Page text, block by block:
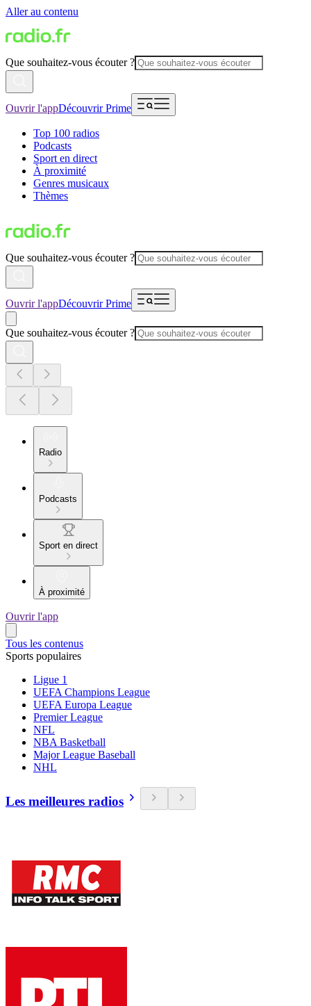
Aller au contenu
Que souhaitez-vous écouter ?
Ouvrir l'appDécouvrir Prime
Top 100 radios
Podcasts
Sport en direct
À proximité
Genres musicaux
Thèmes
Que souhaitez-vous écouter ?
Ouvrir l'appDécouvrir Prime
Que souhaitez-vous écouter ?
Radio
Podcasts
Sport en direct
À proximité
Ouvrir l'app
Tous les contenus
Sports populaires
Ligue 1
UEFA Champions League
UEFA Europa League
Premier League
NFL
NBA Basketball
Major League Baseball
NHL
Les meilleures radios